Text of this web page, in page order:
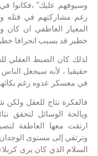
وسيوفهم عليك” ،فكانوا
رغم مشاركتهم في قتله
المعيار العاطفي ان كان
خطير قد يسبب انحرافا
لذلك كان الضبط العقلي
حقيقيا ، لأنه سيجعل
في معسكر عدوه رغم
فالفكرة نتاج للعقل
ويالحة الوسائل لتحقق
ارتقت معها العاطفة
وترتقي إلى مستوى
السلام الذي كان يرى